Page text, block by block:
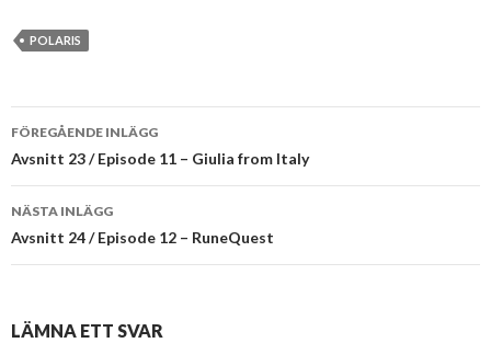
POLARIS
Inläggsnavigering
FÖREGÅENDE INLÄGG
Avsnitt 23 / Episode 11 – Giulia from Italy
NÄSTA INLÄGG
Avsnitt 24 / Episode 12 – RuneQuest
LÄMNA ETT SVAR